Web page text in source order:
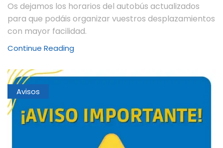
Os dejamos los horarios del autobús actualizados
para que podáis organizar vuestros desplazamientos
con mayor facilidad.
Continue Reading
Avisos